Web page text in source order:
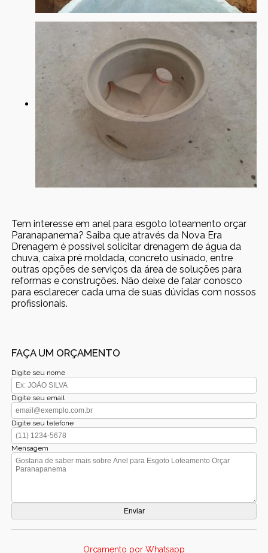
Tem interesse em anel para esgoto loteamento orçar
Paranapanema? Saiba que através da Nova Era
Drenagem é possível solicitar drenagem de água da
chuva, caixa pré moldada, concreto usinado, entre
outras opções de serviços da área de soluções para
reformas e construções. Não deixe de falar conosco
para esclarecer cada uma de suas dúvidas com nossos
profissionais.
FAÇA UM ORÇAMENTO
Digite seu nome
Digite seu email
Digite seu telefone
Mensagem
Orçamento por Whatsapp